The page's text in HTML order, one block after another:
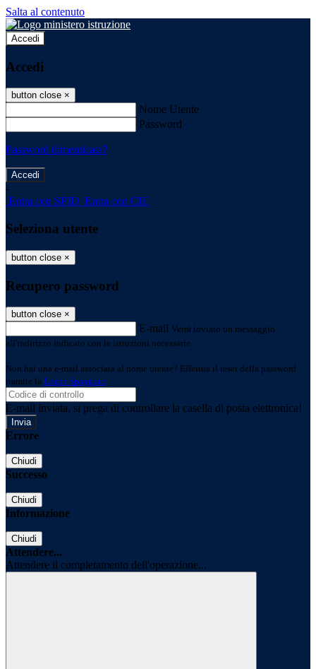
Salta al contenuto
Accedi
Accedi
button close ×
Nome Utente
Password
Password dimenticata?
-
Entra con SPID Entra con CIE
Seleziona utente
button close ×
Recupero password
button close ×
E-mail Verrà inviato un messaggio
all'indirizzo indicato con le istruzioni necessarie.
Non hai una e-mail associata al nome utente? Effettua il reset della password
tramite la Login Spaggiari
E-mail inviata, si prega di controllare la casella di posta elettronica!
Errore
Chiudi
Successo
Chiudi
Informazione
Chiudi
Attendere...
Attendere il completamento dell'operazione...